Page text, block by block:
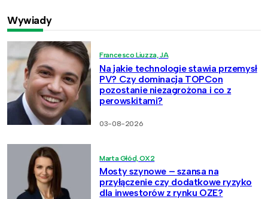
Wywiady
Francesco Liuzza, JA
Na jakie technologie stawia przemysł
PV? Czy dominacja TOPCon
pozostanie niezagrożona i co z
perowskitami?
03-08-2026
Marta Głód, OX2
Mosty szynowe – szansa na
przyłączenie czy dodatkowe ryzyko
dla inwestorów z rynku OZE?